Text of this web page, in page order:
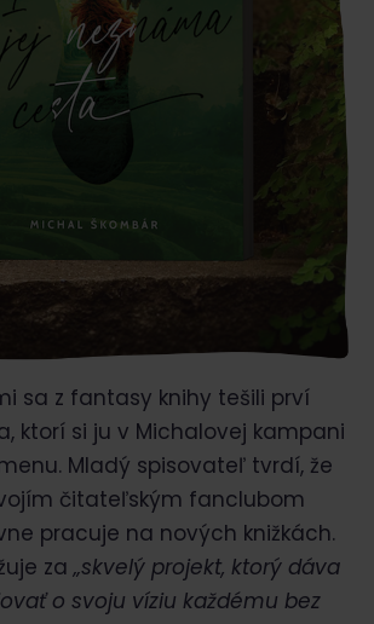
sa z fantasy knihy tešili prví
ktorí si ju v Michalovej kampani
Mladý spisovateľ tvrdí, že
čitateľským fanclubom
pracuje na nových knižkách.
za„skvelý projekt, ktorý dáva
o svoju víziu každému bez